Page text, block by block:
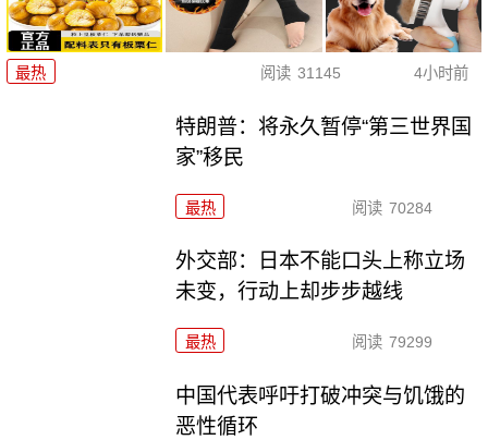
最热 阅读 31145 4小时前
特朗普：将永久暂停“第三世界国
家”移民
最热 阅读 70284
外交部：日本不能口头上称立场
未变，行动上却步步越线
最热 阅读 79299
中国代表呼吁打破冲突与饥饿的
恶性循环